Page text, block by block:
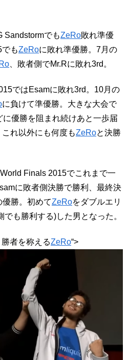
SandstormでもZeRo敗れ準優
もZeRoに敗れ準優勝。7月の
、敗者側でMr.Rに敗れ3rd。
ではEsamに敗れ3rd。10月の
に負けて準優勝。大きな大会で
に優勝を阻まれ続けあと一歩届
れ以外にも何度もZeRoと決勝
Finals 2015でこれまで一
に敗者側決勝で勝利、最終決
勝。初めてZeRoをダブルエリ
でも勝利する)した男となった。
勝者を称えるZeRo“>